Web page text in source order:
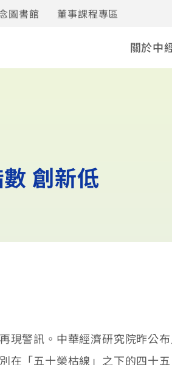
圖書館 董事課程專區
關於中
創新低
警訊。中華經濟研究院昨公布
在「五十榮枯線」之下的四十